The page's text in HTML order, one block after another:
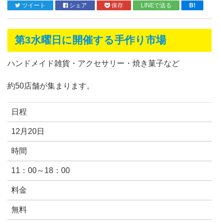
ツイート シェア 保存 LINEで送る B!
第3水曜日に開催する手作り市場
ハンドメイド雑貨・アクセサリー・焼き菓子など
約50店舗が集まります。
日程
12月20日
時間
11：00～18：00
料金
無料